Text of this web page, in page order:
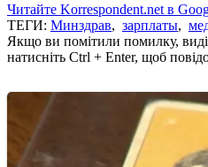
Читайте Korrespondent.net в
ТЕГИ: Минздрав, зарплаты,
Якщо ви помітили помилку,
натисніть Ctrl + Enter, щоб